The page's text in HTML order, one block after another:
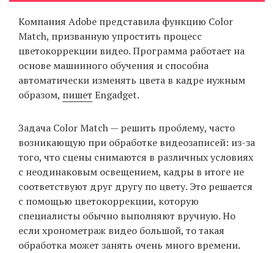
Компания Adobe представила функцию Color
Match, призванную упростить процесс
цветокоррекции видео. Программа работает на
основе машинного обучения и способна
автоматически изменять цвета в кадре нужным
образом, пишет Engadget.
Задача Color Match — решить проблему, часто
возникающую при обработке видеозаписей: из-за
того, что сцены снимаются в различных условиях
с неодинаковым освещением, кадры в итоге не
соответствуют друг другу по цвету. Это решается
с помощью цветокоррекции, которую
специалисты обычно выполняют вручную. Но
если хронометраж видео большой, то такая
обработка может занять очень много времени.